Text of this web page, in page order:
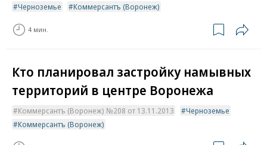
Черноземье
Коммерсантъ (Воронеж)
4 мин.
Кто планировал застройку намывных
территорий в центре Воронежа
Коммерсантъ (Воронеж) №208 от 13.11.2013
Черноземье
Коммерсантъ (Воронеж)